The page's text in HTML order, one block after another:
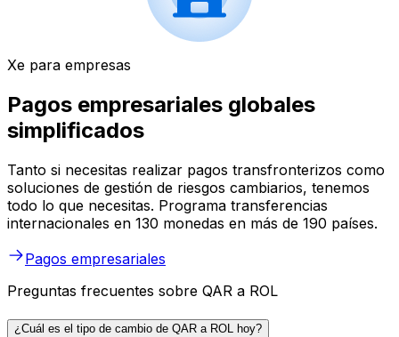
Xe para empresas
Pagos empresariales globales
simplificados
Tanto si necesitas realizar pagos transfronterizos como
soluciones de gestión de riesgos cambiarios, tenemos
todo lo que necesitas. Programa transferencias
internacionales en 130 monedas en más de 190 países.
Pagos empresariales
Preguntas frecuentes sobre QAR a ROL
¿Cuál es el tipo de cambio de QAR a ROL hoy?